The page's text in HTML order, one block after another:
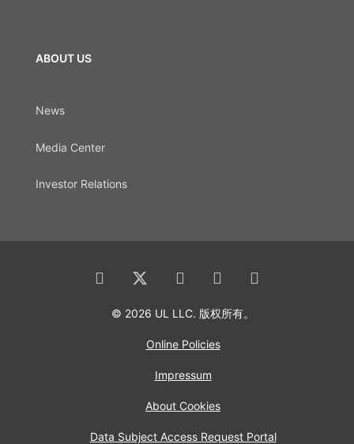
ABOUT US
News
Media Center
Investor Relations
© 2026 UL LLC. 版权所有。
Online Policies
Impressum
About Cookies
Data Subject Access Request Portal